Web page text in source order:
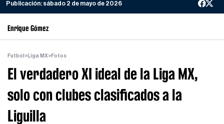
Publicación: sábado 2 de mayo de 2026
Enrique Gómez
Futbol >Liga MX>Fotos
El verdadero XI ideal de la Liga MX,
solo con clubes clasificados a la
Liguilla